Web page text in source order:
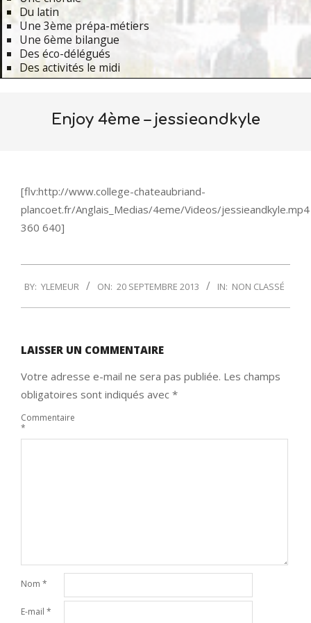
Du latin
Une 3ème prépa-métiers
Une 6ème bilangue
Des éco-délégués
Des activités le midi
Enjoy 4ème – jessieandkyle
[flv:http://www.college-chateaubriand-
plancoet.fr/Anglais_Medias/4eme/Videos/jessieandkyle.mp4
360 640]
09-
20
BY: YLEMEUR ON: 20 SEPTEMBRE 2013 IN: NON CLASSÉ
LAISSER UN COMMENTAIRE
Votre adresse e-mail ne sera pas publiée. Les champs
obligatoires sont indiqués avec *
Commentaire
*
Nom *
E-mail *